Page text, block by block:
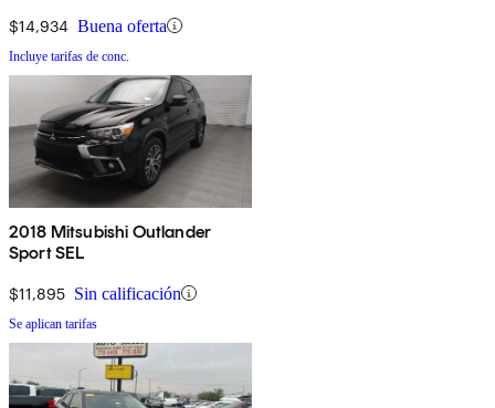
$14,934 Buena oferta
Incluye tarifas de conc.
2018 Mitsubishi Outlander
Sport SEL
$11,895 Sin calificación
Se aplican tarifas